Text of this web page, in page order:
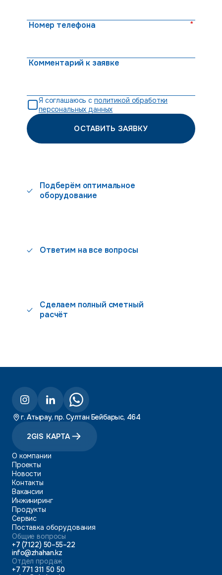
Номер телефона *
Комментарий к заявке
Я соглашаюсь с политикой обработки
персональных данных
ОСТАВИТЬ ЗАЯВКУ
Подберём оптимальное
оборудование
Ответим на все вопросы
Сделаем полный сметный
расчёт
г. Атырау, пр. Султан Бейбарыс, 464
2GIS КАРТА
О компании
Проекты
Новости
Контакты
Вакансии
Инжиниринг
Продукты
Сервис
Поставка оборудования
Общие вопросы
+7 (7122) 50–55–22
info@zhahan.kz
Отдел продаж
+7 771 311 50 50